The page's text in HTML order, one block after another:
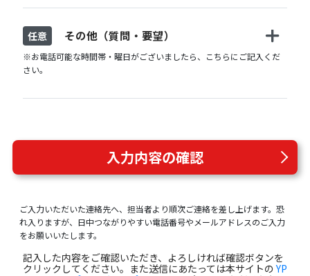
任意 その他（質問・要望）
※お電話可能な時間帯・曜日がございましたら、こちらにご記入くだ
さい。
入力内容の確認
ご入力いただいた連絡先へ、担当者より順次ご連絡を差し上げます。恐
れ入りますが、日中つながりやすい電話番号やメールアドレスのご入力
をお願いいたします。
記入した内容をご確認いただき、よろしければ確認ボタンを
クリックしてください。また送信にあたっては本サイトのYP